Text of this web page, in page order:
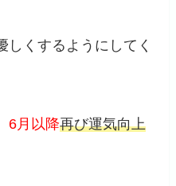
しくするようにしてく
6月以降再び運気向上